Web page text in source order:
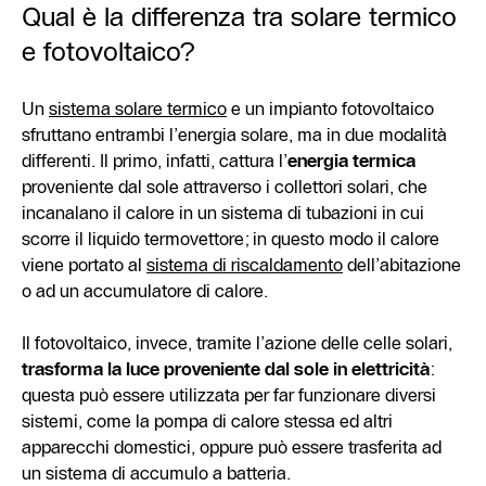
Qual è la differenza tra solare termico
e fotovoltaico?
Un sistema solare termico e un impianto fotovoltaico
sfruttano entrambi l’energia solare, ma in due modalità
differenti. Il primo, infatti, cattura l’energia termica
proveniente dal sole attraverso i collettori solari, che
incanalano il calore in un sistema di tubazioni in cui
scorre il liquido termovettore; in questo modo il calore
viene portato al sistema di riscaldamento dell’abitazione
o ad un accumulatore di calore.
Il fotovoltaico, invece, tramite l’azione delle celle solari,
trasforma la luce proveniente dal sole in elettricità:
questa può essere utilizzata per far funzionare diversi
sistemi, come la pompa di calore stessa ed altri
apparecchi domestici, oppure può essere trasferita ad
un sistema di accumulo a batteria.